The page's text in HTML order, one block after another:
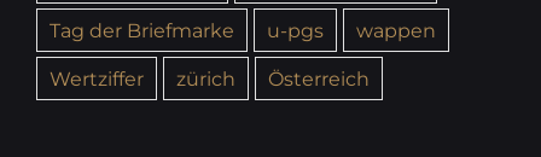
Tag der Briefmarke
u-pgs
wappen
Wertziffer
zürich Österreich